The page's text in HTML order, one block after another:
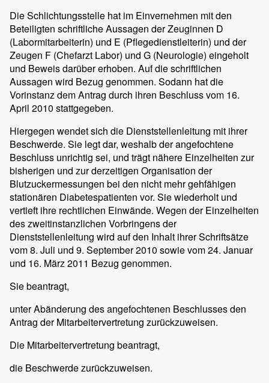
Die Schlichtungsstelle hat im Einvernehmen mit den
Beteiligten schriftliche Aussagen der Zeuginnen D
(Labormitarbeiterin) und E (Pflegedienstleiterin) und der
Zeugen F (Chefarzt Labor) und G (Neurologie) eingeholt
und Beweis darüber erhoben. Auf die schriftlichen
Aussagen wird Bezug genommen. Sodann hat die
Vorinstanz dem Antrag durch ihren Beschluss vom 16.
April 2010 stattgegeben.
Hiergegen wendet sich die Dienststellenleitung mit ihrer
Beschwerde. Sie legt dar, weshalb der angefochtene
Beschluss unrichtig sei, und trägt nähere Einzelheiten zur
bisherigen und zur derzeitigen Organisation der
Blutzuckermessungen bei den nicht mehr gehfähigen
stationären Diabetespatienten vor. Sie wiederholt und
vertieft ihre rechtlichen Einwände. Wegen der Einzelheiten
des zweitinstanzlichen Vorbringens der
Dienststellenleitung wird auf den Inhalt ihrer Schriftsätze
vom 8. Juli und 9. September 2010 sowie vom 24. Januar
und 16. März 2011 Bezug genommen.
Sie beantragt,
unter Abänderung des angefochtenen Beschlusses den
Antrag der Mitarbeitervertretung zurückzuweisen.
Die Mitarbeitervertretung beantragt,
die Beschwerde zurückzuweisen.